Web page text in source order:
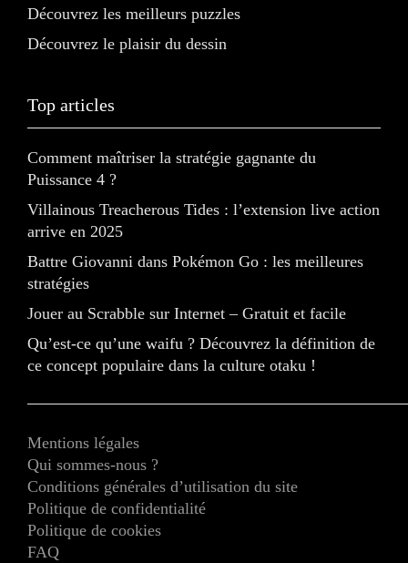
Découvrez les meilleurs puzzles
Découvrez le plaisir du dessin
Top articles
Comment maîtriser la stratégie gagnante du
Puissance 4 ?
Villainous Treacherous Tides : l’extension live action
arrive en 2025
Battre Giovanni dans Pokémon Go : les meilleures
stratégies
Jouer au Scrabble sur Internet – Gratuit et facile
Qu’est-ce qu’une waifu ? Découvrez la définition de
ce concept populaire dans la culture otaku !
Mentions légales
Qui sommes-nous ?
Conditions générales d’utilisation du site
Politique de confidentialité
Politique de cookies
FAQ